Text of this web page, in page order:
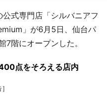
式専門店「シルバニアフ
」が6月5日、仙台パ
7階にオープンした。
点をそろえる店内